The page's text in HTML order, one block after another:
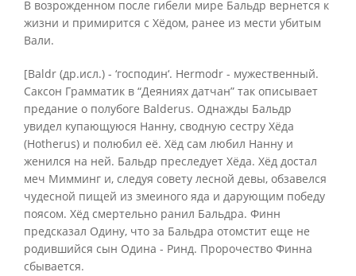
В возрожденном после гибели мире Бальдр вернется к
жизни и примирится с Хёдом, ранее из мести убитым
Вали.
[Baldr (др.исл.) - ‘господин‘. Hermodr - мужественный.
Саксон Грамматик в “Деяниях датчан” так описывает
предание о полубоге Balderus. Однажды Бальдр
увидел купающуюся Нанну, сводную сестру Хёда
(Hotherus) и полюбил её. Хёд сам любил Нанну и
женился на ней. Бальдр преследует Хёда. Хёд достал
меч Мимминг и, следуя совету лесной девы, обзавелся
чудесной пищей из змеиного яда и дарующим победу
поясом. Хёд смертельно ранил Бальдра. Финн
предсказал Одину, что за Бальдра отомстит еще не
родившийся сын Одина - Ринд. Пророчество Финна
сбывается.